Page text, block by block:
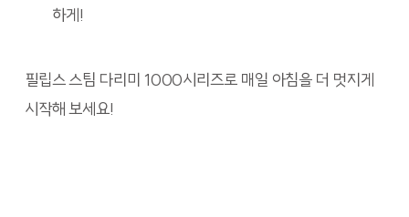
하게!
필립스 스팀 다리미 1000시리즈로 매일 아침을 더 멋지게
시작해 보세요!